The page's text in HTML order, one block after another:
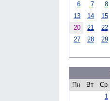
6
7 8
13
14 15
20
21 22
27
28 29
Пн
Вт Ср
1